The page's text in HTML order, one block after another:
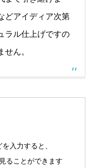
どアイディア次第
ラル仕上げですの
ん。
入力すると、
ることができます